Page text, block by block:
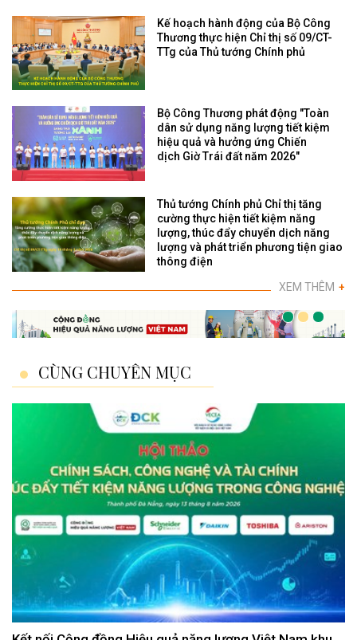
Kế hoạch hành động của Bộ Công
Thương thực hiện Chỉ thị số 09/CT-
TTg của Thủ tướng Chính phủ
Bộ Công Thương phát động "Toàn
dân sử dụng năng lượng tiết kiệm
hiệu quả và hưởng ứng Chiến
dịch Giờ Trái đất năm 2026"
Thủ tướng Chính phủ Chỉ thị tăng
cường thực hiện tiết kiệm năng
lượng, thúc đẩy chuyển dịch năng
lượng và phát triển phương tiện giao
thông điện
XEM THÊM +
CÙNG CHUYÊN MỤC